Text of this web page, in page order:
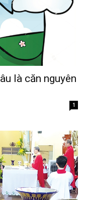
là căn nguyên
1